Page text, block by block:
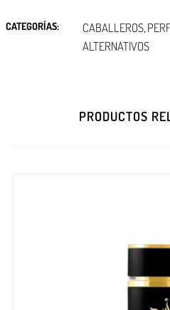
CATEGORÍAS: CABALLEROS,
ALTERNATIVOS
PRODUCTOS